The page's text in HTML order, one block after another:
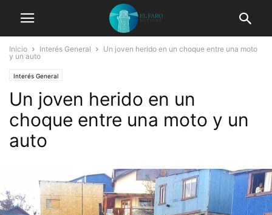
Inicio Interés General
Un joven herido en un choque entre una moto
y un auto
Interés General
Un joven herido en un
choque entre una moto y un
auto